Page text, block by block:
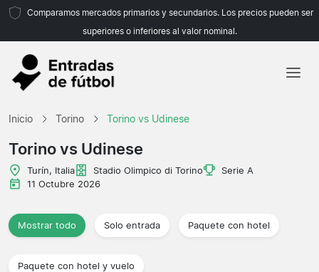
Comparamos mercados primarios y secundarios. Los precios pueden ser
superiores o inferiores al valor nominal.
Inicio Torino Torino vs Udinese
Torino vs Udinese
Turín, Italia Stadio Olimpico di Torino
Serie A
11 Octubre 2026
Mostrar todo Solo entrada Paquete con hotel
Paquete con hotel y vuelo